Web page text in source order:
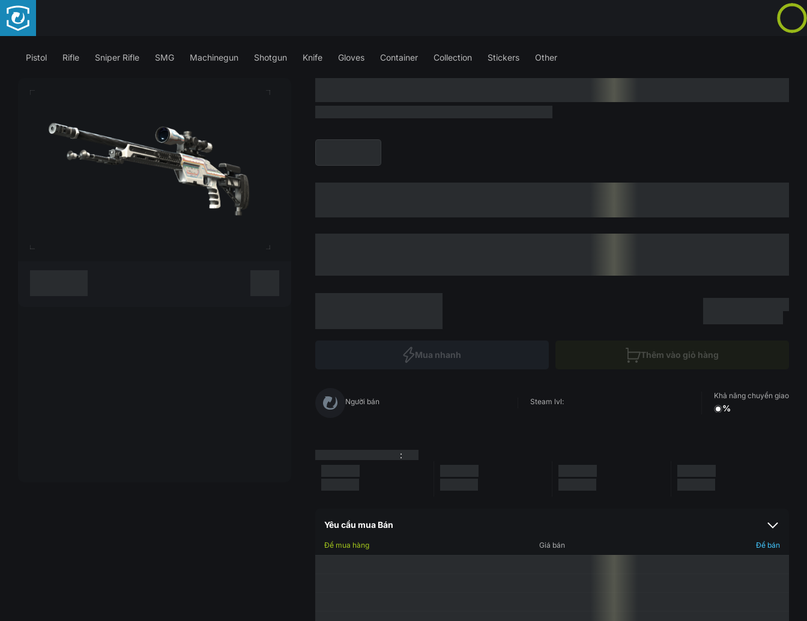
Pistol Rifle Sniper Rifle SMG Machinegun Shotgun Knife Gloves Container Collection Stickers Other
Mua nhanh Thêm vào giỏ hàng
Người bán Steam lvl:
Khả năng chuyển giao
%
:
Yêu cầu mua Bán
Để mua hàng Giá bán Để bán